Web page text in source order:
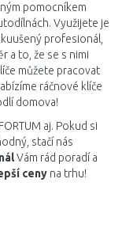
pomocníkem
Využijete je
profesionál,
a to, že se s nimi
můžete pracovat
ráčnové klíče
domova!
, FORTUM aj. Pokud si
stačí nás
Vám rád poradí a
ceny na trhu!